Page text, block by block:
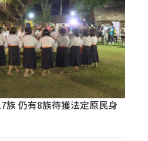
族 仍有8族待獲法定原民身